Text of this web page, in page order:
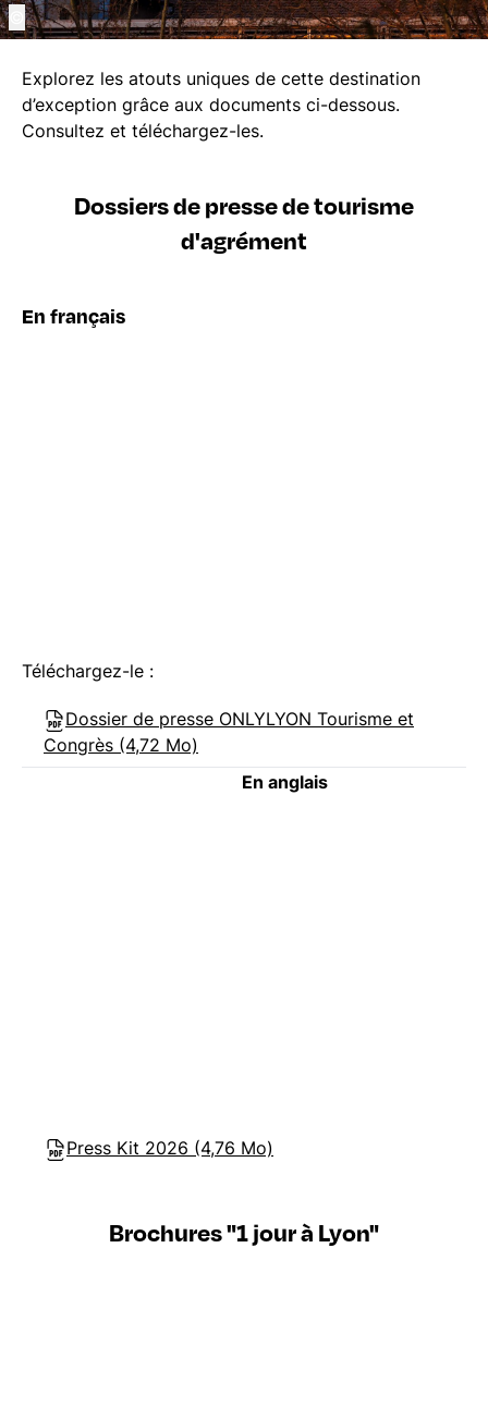
Explorez les atouts uniques de cette destination
d’exception grâce aux documents ci-dessous.
Consultez et téléchargez-les.
Dossiers de presse de tourisme
d'agrément
En français
Téléchargez-le :
Dossier de presse ONLYLYON Tourisme et
Congrès (4,72 Mo)
En anglais
Press Kit 2026 (4,76 Mo)
Brochures "1 jour à Lyon"